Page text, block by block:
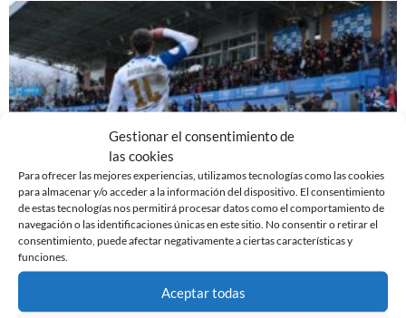
Gestionar el consentimiento de
las cookies
Para ofrecer las mejores experiencias, utilizamos tecnologías como las cookies
para almacenar y/o acceder a la información del dispositivo. El consentimiento
de estas tecnologías nos permitirá procesar datos como el comportamiento de
navegación o las identificaciones únicas en este sitio. No consentir o retirar el
consentimiento, puede afectar negativamente a ciertas características y
funciones.
Aceptar todas
EL SABADELL EMPATA ANTE LA CULTURAL EN LA
NOVA CREU ALTA
10 de marzo de 2024